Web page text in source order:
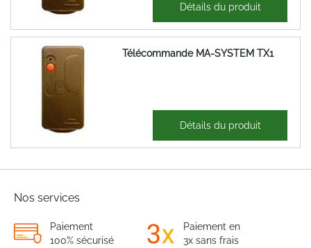
42,89 €
Détails du produit
Télécommande MA-SYSTEM TX1
44,43 €
Détails du produit
Nos services
Paiement
100% sécurisé
Paiement en
3x sans frais